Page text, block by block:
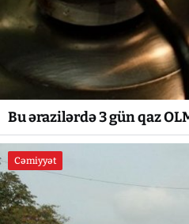
Bu ərazilərdə 3 gün qaz
Cəmiyyət